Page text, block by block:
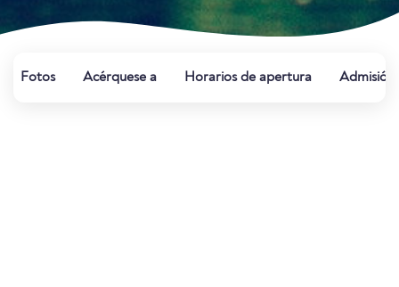
Fotos Acérquese a Horarios de apertura Admisión